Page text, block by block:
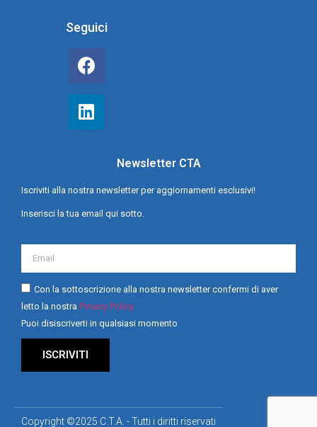
Seguici
Newsletter CTA
Iscriviti alla nostra newsletter per aggiornamenti esclusivi!
Inserisci la tua email qui sotto.
Con la sottoscrizione alla nostra newsletter confermi di aver
letto la nostra Privacy Policy
Puoi disiscriverti in qualsiasi momento
ISCRIVITI
Copyright ©2025 C.T.A. - Tutti i diritti riservati